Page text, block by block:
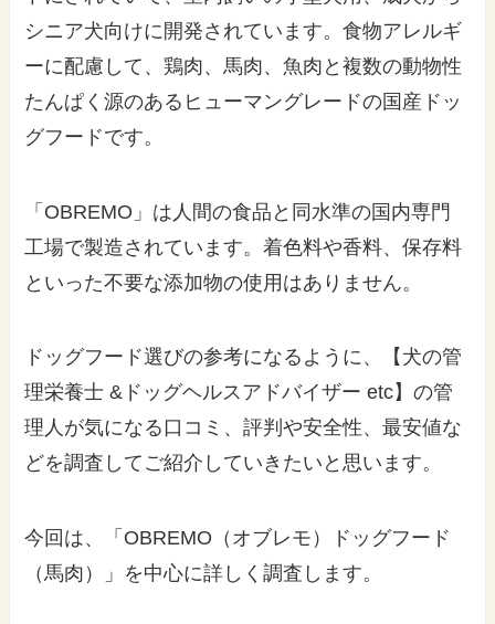
シニア犬向けに開発されています。食物アレルギ
ーに配慮して、鶏肉、馬肉、魚肉と複数の動物性
たんぱく源のあるヒューマングレードの国産ドッ
グフードです。
「OBREMO」は人間の食品と同水準の国内専門
工場で製造されています。着色料や香料、保存料
といった不要な添加物の使用はありません。
ドッグフード選びの参考になるように、【犬の管
理栄養士 &ドッグヘルスアドバイザー etc】の管
理人が気になる口コミ、評判や安全性、最安値な
どを調査してご紹介していきたいと思います。
今回は、「OBREMO（オブレモ）ドッグフード
（馬肉）」を中心に詳しく調査します。